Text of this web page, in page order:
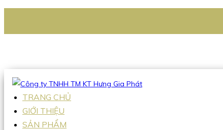
Hotline:0938 336 079
TRANG CHỦ
GIỚI THIỆU
SẢN PHẨM